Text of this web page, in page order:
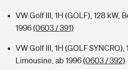
VW Golf III, 1H (GOLF), 128 kW,
1996(0603 / 391)
VW Golf III, 1H (GOLF SYNCRO),
Limousine, ab 1996(0603 / 392)